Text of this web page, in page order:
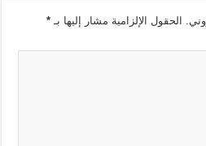
الحقول الإلزامية مشار إليها بـ*